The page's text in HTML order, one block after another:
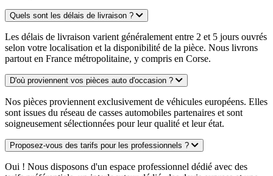
Quels sont les délais de livraison ?
Les délais de livraison varient généralement entre 2 et 5 jours ouvrés
selon votre localisation et la disponibilité de la pièce. Nous livrons
partout en France métropolitaine, y compris en Corse.
D'où proviennent vos pièces auto d'occasion ?
Nos pièces proviennent exclusivement de véhicules européens. Elles
sont issues du réseau de casses automobiles partenaires et sont
soigneusement sélectionnées pour leur qualité et leur état.
Proposez-vous des tarifs pour les professionnels ?
Oui ! Nous disposons d'un espace professionnel dédié avec des